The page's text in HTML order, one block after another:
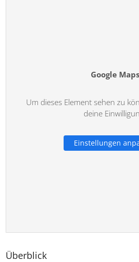
Google Maps
Um dieses Element sehen zu
deine
Einstellungen
Überblick